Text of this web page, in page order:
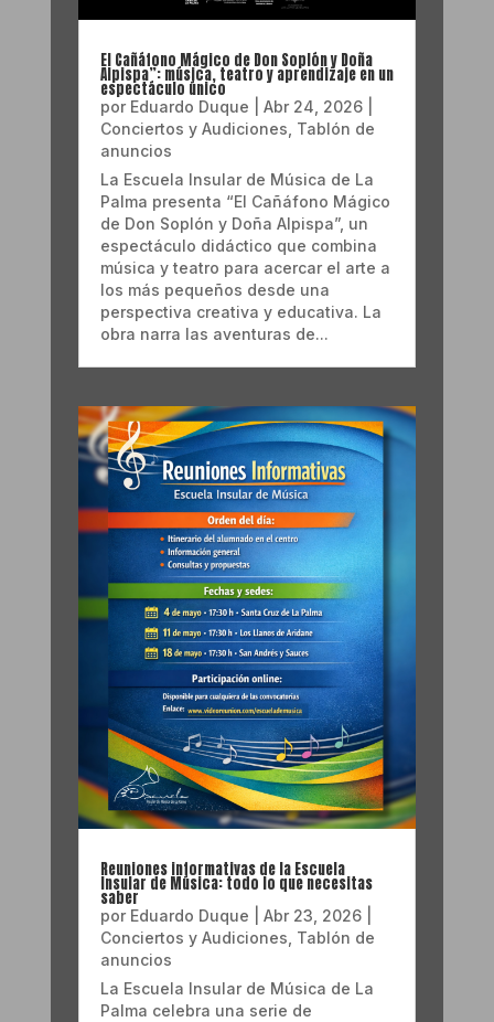
El Cañáfono Mágico de Don Soplón y Doña
Alpispa”: música, teatro y aprendizaje en un
espectáculo único
por Eduardo Duque Abr 24, 2026|
Conciertos y Audiciones Tablón de
anuncios
La Escuela Insular de Música de La
Palma presenta “El Cañáfono Mágico
de Don Soplón y Doña Alpispa”, un
espectáculo didáctico que combina
música y teatro para acercar el arte a
los más pequeños desde una
perspectiva creativa y educativa. La
obra narra las aventuras de...
Reuniones informativas de la Escuela
Insular de Música: todo lo que necesitas
saber
por Eduardo Duque Abr 23, 2026|
Conciertos y Audiciones, Tablón de
anuncios
La Escuela Insular de Música de La
Palma celebra una serie de